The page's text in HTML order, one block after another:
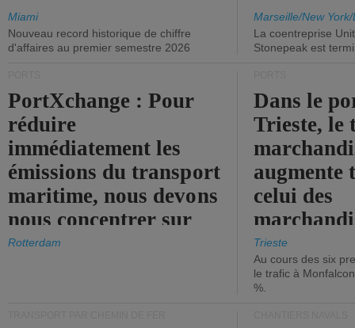
Miami
Nouveau record historique de chiffre
d'affaires au premier semestre 2026
Marseille/New
La coentreprise
Stonepeak est
PortXchange : Pour
réduire
immédiatement les
émissions du transport
maritime, nous devons
nous concentrer sur
les ports.
Rotterdam
Dans le
Trieste, le
augmente
celui des
diminue.
Trieste
Au cours des six
le trafic à
%.